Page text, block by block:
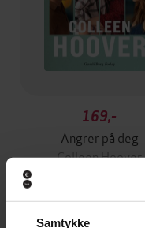
Samtykke
169,-
Angrer på deg
Colleen Hoover